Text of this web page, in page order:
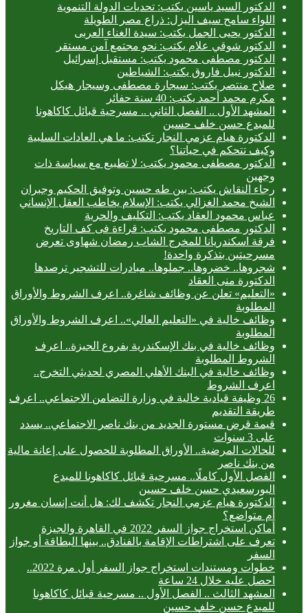
الدكتور السيد ياسين يكتب: تحديات الدولة التنموية
اللواء سامح سيف اليزل: ذراع مصر الطويلة
الدكتور يحيى الجمل يكتب: سيدة الغناء العربى
الدكتور شوقي علام يكتب: نحو مجتمع آمن مستقر
الدكتور مصطفى محمود يكتب: مستقبل إسرائيل
الدكتور نبيل فاروق يكتب: الشياطين
صلاح منتصر يكتب: سيجارة مصطفى وسيجار هيكل
مكرم محمد أحمد يكتب: 40 سنة حفائر
المشهد الأول .. الفصل الثاني .. مسرحية قبائل كاكاهونا
للمبدع حسن خلف حسين
الدكتورة هيام عزمي النجار تكتب: ما هي العادات السلبية
وكيف تتحكم في حياتنا؟
الدكتور مصطفى محمود يكتب: لا تطبيع مع سياسة ذات
وجهين
رجاء النقاش يكتب: بين طه حسين وتوفيق الحكيم وجبران
الشيخ محمد الغزالي يكتب: الإسلام يخاطب العقل الإنساني
عباس محمود العقاد يكتب: التكليف والحرية
الدكتور مصطفى محمود يكتب: قراءة فى كف التاريخ
فرقة اسكندريانا للمخرج الشاب رمضان شهاوى تعرض
مسرحيتين بتذكرة واحدة!
شجروها.. خضروها.. جملوها.. مبادرات للتشجير ترصدها
الدكتورة منى العقاد
«التعليم» تعلن عن وظائف شاغرة.. اعرف الشروط والأوراق
المطلوبة
وظائف خالية في «التعليم العالي».. اعرف الشروط والأوراق
المطلوبة
وظائف خالية في بنك الإسكندرية بفروع الجيزة.. اعرف
الشروط المطلوبة
وظائف خالية في البنك الأهلي المصري لحديثي التخرج..
اعرف الشروط
26 وظيفة قيادية خالية في وزارة التضامن الاجتماعي.. اعرف
طريقة التقديم
قيمة قرض مستورة الجديد من بنك ناصر الاجتماعي.. يسدد
على 3 سنوات
للحالات المرضية.. الأوراق المطلوبة للحصول على إعانة مالية
من بنك ناصر
الفصل الأول كاملًا.. مسرحية قبائل كاكاهونا للمبدع
البورسعيدي حسن خلف حسين
الدكتورة هيام عزمي النجار تكشف لك: هل أنت إنسان مغرور
أم متواضع؟
أماكن استخراج جواز السفر 2022 في القاهرة والجيزة
تعرف على اشتراطات الإقامة بالفنادق.. بينها البطاقة أو جواز
السفر
خطوات ومستندات استخراج جواز السفر أول مرة 2022..
احصل عليه خلال 24 ساعة
المشهد الثالث .. الفصل الأول .. مسرحية قبائل كاكاهونا
للمبدع حسن خلف حسين